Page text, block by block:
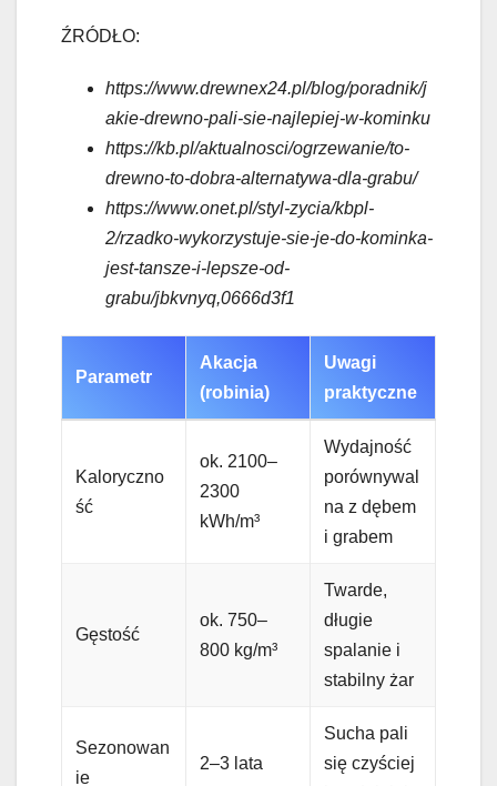
ŹRÓDŁO:
https://www.drewnex24.pl/blog/poradnik/j
akie-drewno-pali-sie-najlepiej-w-kominku
https://kb.pl/aktualnosci/ogrzewanie/to-
drewno-to-dobra-alternatywa-dla-grabu/
https://www.onet.pl/styl-zycia/kbpl-
2/rzadko-wykorzystuje-sie-je-do-kominka-
jest-tansze-i-lepsze-od-
grabu/jbkvnyq,0666d3f1
Parametr
Akacja
(robinia)
Uwagi
praktyczne
Kaloryczno
ść
ok. 2100–
2300
kWh/m³
Wydajność
porównywal
na z dębem
i grabem
Gęstość
ok. 750–
800 kg/m³
Twarde,
długie
spalanie i
stabilny żar
Sezonowan
ie
2–3 lata
Sucha pali
się czyściej